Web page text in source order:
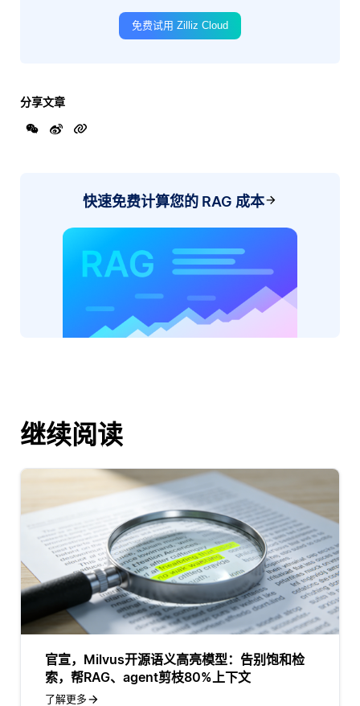
免费试用 Zilliz Cloud
分享文章
快速免费计算您的 RAG 成本
继续阅读
官宣，Milvus开源语义高亮模型：告别饱和检
索，帮RAG、agent剪枝80%上下文
了解更多